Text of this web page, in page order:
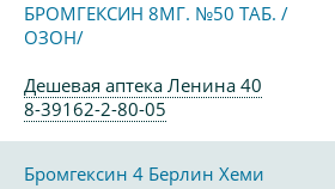
БРОМГЕКСИН 8МГ. №50 ТАБ. /
ОЗОН/
Дешевая аптека Ленина 40
8-39162-2-80-05
Бромгексин 4 Берлин Хеми